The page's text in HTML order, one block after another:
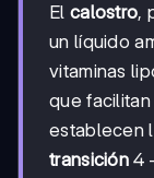
El calostro,
un líquido
vitaminas
que
establecen
transición 4-
4